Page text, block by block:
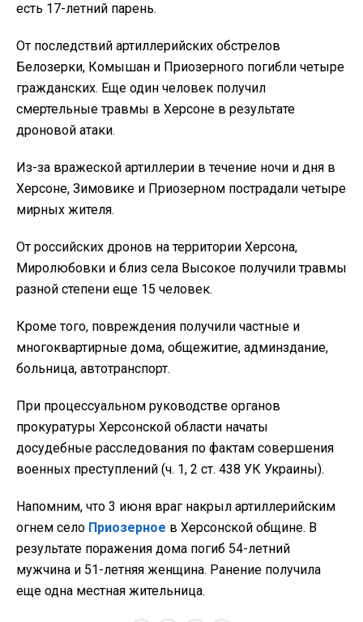
есть 17-летний парень.
От последствий артиллерийских обстрелов
Белозерки, Комышан и Приозерного погибли четыре
гражданских. Еще один человек получил
смертельные травмы в Херсоне в результате
дроновой атаки.
Из-за вражеской артиллерии в течение ночи и дня в
Херсоне, Зимовике и Приозерном пострадали четыре
мирных жителя.
От российских дронов на территории Херсона,
Миролюбовки и близ села Высокое получили травмы
разной степени еще 15 человек.
Кроме того, повреждения получили частные и
многоквартирные дома, общежитие, админздание,
больница, автотранспорт.
При процессуальном руководстве органов
прокуратуры Херсонской области начаты
досудебные расследования по фактам совершения
военных преступлений (ч. 1, 2 ст. 438 УК Украины).
Напомним, что 3 июня враг накрыл артиллерийским
огнем село Приозерное в Херсонской общине. В
результате поражения дома погиб 54-летний
мужчина и 51-летняя женщина. Ранение получила
еще одна местная жительница.